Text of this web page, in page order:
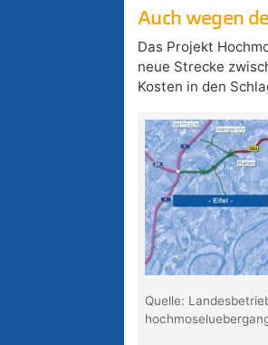
Auch wegen
Das Projekt
neue Strecke
Kosten in den
Quelle: